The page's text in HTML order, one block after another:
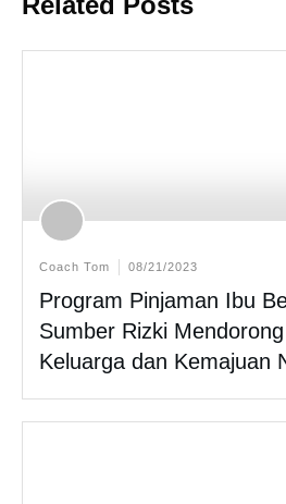
Coach Tom 08/21/2023
Program Pinjaman Ibu
Sumber Rizki
Keluarga dan Kemajuan